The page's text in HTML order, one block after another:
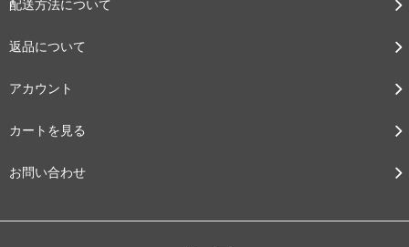
配送方法について
返品について
アカウント
カートを見る
お問い合わせ